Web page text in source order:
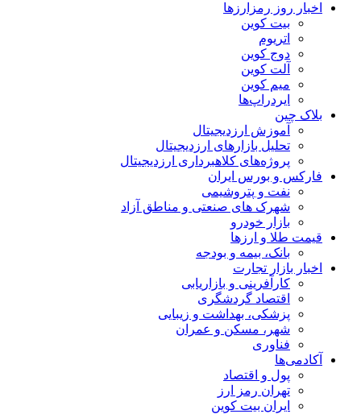
اخبار روز رمزارزها
بیت کوین
اتریوم
دوج کوین
آلت کوین
میم کوین‌
ایردراپ‌ها
بلاک چین
آموزش ارزدیجیتال
تحلیل بازارهای ارزدیجیتال
پروژه‌های کلاهبرداری ارزدیجیتال
فارکس و بورس ایران
نفت و پتروشیمی
شهرک های صنعتی و مناطق آزاد
بازار خودرو
قیمت طلا و ارزها
بانک، بیمه و بودجه
اخبار بازار تجارت
کارآفرینی و بازاریابی
اقتصاد گردشگری
پزشکی، بهداشت و زیبایی
شهر، مسکن و عمران
فناوری
آکادمی‌ها
پول و اقتصاد
تهران رمز ارز
ایران بیت کوین